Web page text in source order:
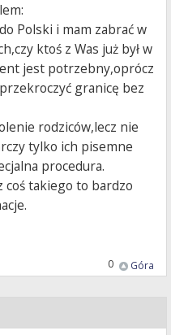
Polski i mam zabrać w
ktoś z Was już był w
jest potrzebny,oprócz
granicę bez
rodziców,lecz nie
tylko ich pisemne
procedura.
coś takiego to bardzo
Góra
0